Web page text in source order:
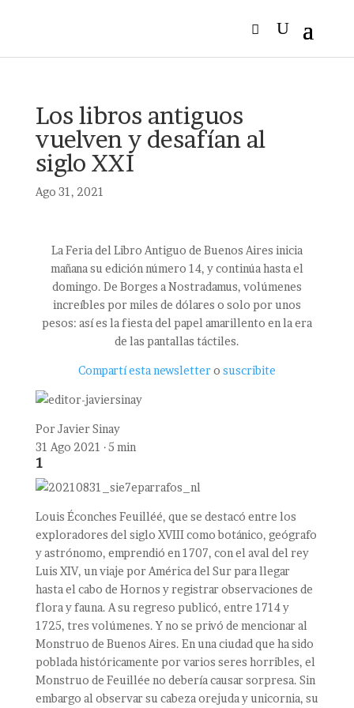
Los libros antiguos
vuelven y desafían al
siglo XXI
Ago 31, 2021
La Feria del Libro Antiguo de Buenos Aires inicia
mañana su edición número 14, y continúa hasta el
domingo. De Borges a Nostradamus, volúmenes
increíbles por miles de dólares o solo por unos
pesos: así es la fiesta del papel amarillento en la era
de las pantallas táctiles.
Compartí esta newslettero suscribite
PorJavier Sinay
31 Ago 2021 · 5 min
1
Louis Éconches Feuilléé, que se destacó entre los
exploradores del siglo XVIII como botánico, geógrafo
y astrónomo, emprendió en 1707, con el aval del rey
Luis XIV, un viaje por América del Sur para llegar
hasta el cabo de Hornos y registrar observaciones de
flora y fauna. A su regreso publicó, entre 1714 y
1725, tres volúmenes. Y no se privó de mencionar al
Monstruo de Buenos Aires. En una ciudad que ha sido
poblada históricamente por varios seres horribles, el
Monstruo de Feuillée no debería causar sorpresa. Sin
embargo al observar su cabeza orejuda y unicornia, su